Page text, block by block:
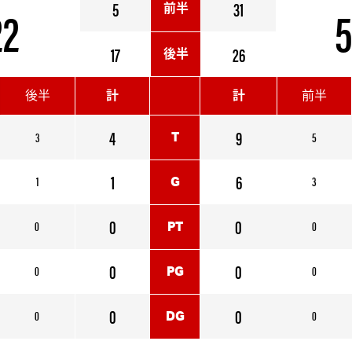
5 前半 31
17 後半 26
後半
3
1
0
0
0
計 計
4 T
9
1
G
6
0
PT
0
0
PG
0
0
DG 0
前半
5
3
0
0
0